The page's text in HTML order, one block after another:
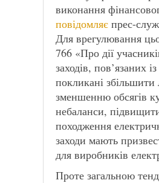
виконання
повідомляє прес-
Для врегулювання
766 «Про дії
заходів, пов’язаних
покликані
зменшенню обсягів
небаланси,
походження
заходи мають
для виробників
Проте загальною